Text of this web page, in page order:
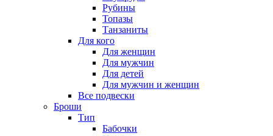
Рубины
Топазы
Танзаниты
Для кого
Для женщин
Для мужчин
Для детей
Для мужчин и женщин
Все подвески
Броши
Тип
Бабочки